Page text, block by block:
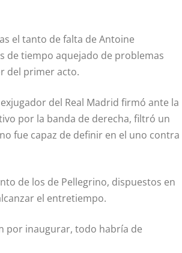
el tanto de falta de Antoine
de tiempo aquejado de problemas
del primer acto.
del Real Madrid firmó ante la
por la banda de derecha, filtró un
fue capaz de definir en el uno contra
de los de Pellegrino, dispuestos en
el entretiempo.
por inaugurar, todo habría de